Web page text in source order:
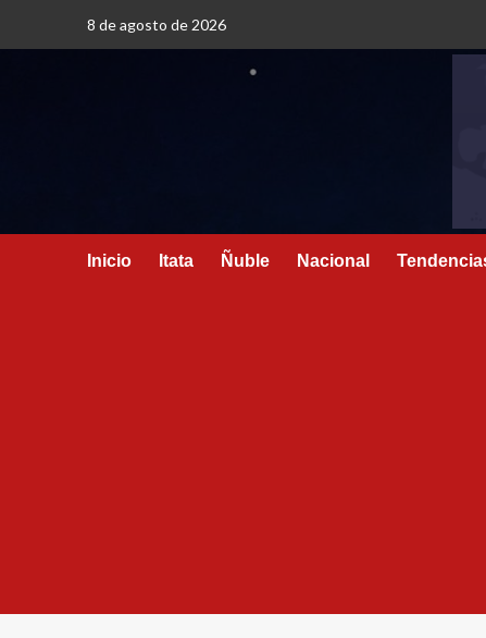
8 de agosto de 2026
Inicio Itata Ñuble Nacional